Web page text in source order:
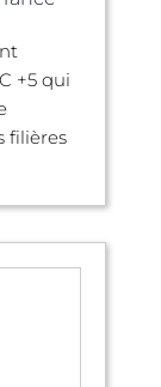
+5 qui
filières